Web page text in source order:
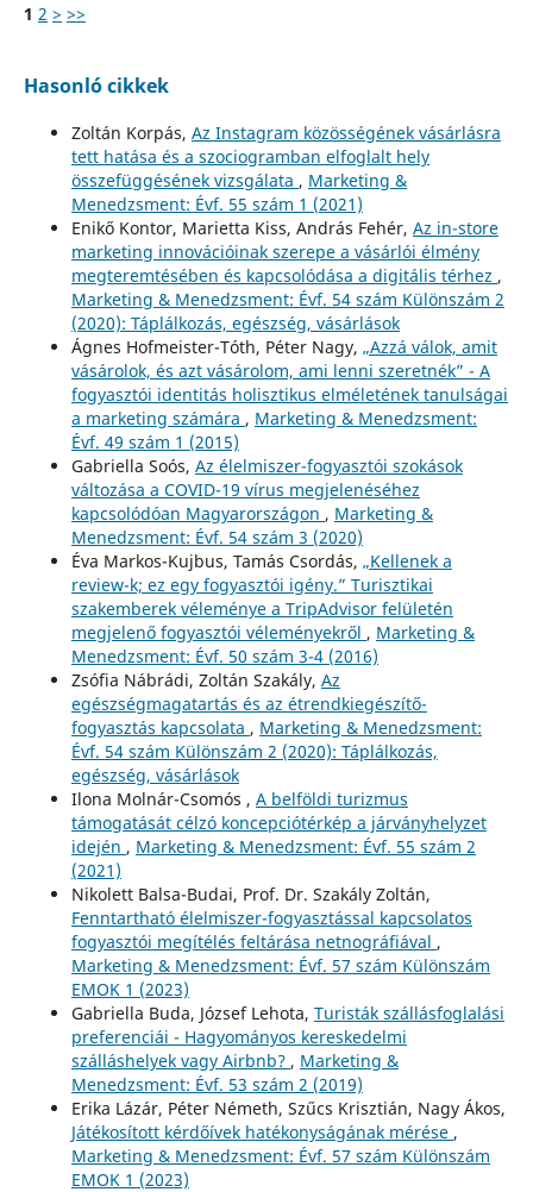
1 2 > >>
Hasonló cikkek
Zoltán Korpás, Az Instagram közösségének vásárlásra
tett hatása és a szociogramban elfoglalt hely
összefüggésének vizsgálata , Marketing &
Menedzsment: Évf. 55 szám 1 (2021)
Enikő Kontor, Marietta Kiss, András Fehér, Az in-store
marketing innovációinak szerepe a vásárlói élmény
megteremtésében és kapcsolódása a digitális térhez ,
Marketing & Menedzsment: Évf. 54 szám Különszám 2
(2020): Táplálkozás, egészség, vásárlások
Ágnes Hofmeister-Tóth, Péter Nagy, „Azzá válok, amit
vásárolok, és azt vásárolom, ami lenni szeretnék” - A
fogyasztói identitás holisztikus elméletének tanulságai
a marketing számára , Marketing & Menedzsment:
Évf. 49 szám 1 (2015)
Gabriella Soós, Az élelmiszer-fogyasztói szokások
változása a COVID-19 vírus megjelenéséhez
kapcsolódóan Magyarországon , Marketing &
Menedzsment: Évf. 54 szám 3 (2020)
Éva Markos-Kujbus, Tamás Csordás, „Kellenek a
review-k; ez egy fogyasztói igény.” Turisztikai
szakemberek véleménye a TripAdvisor felületén
megjelenő fogyasztói véleményekről , Marketing &
Menedzsment: Évf. 50 szám 3-4 (2016)
Zsófia Nábrádi, Zoltán Szakály, Az
egészségmagatartás és az étrendkiegészítő-
fogyasztás kapcsolata , Marketing & Menedzsment:
Évf. 54 szám Különszám 2 (2020): Táplálkozás,
egészség, vásárlások
Ilona Molnár-Csomós , A belföldi turizmus
támogatását célzó koncepciótérkép a járványhelyzet
idején , Marketing & Menedzsment: Évf. 55 szám 2
(2021)
Nikolett Balsa-Budai, Prof. Dr. Szakály Zoltán,
Fenntartható élelmiszer-fogyasztással kapcsolatos
fogyasztói megítélés feltárása netnográfiával ,
Marketing & Menedzsment: Évf. 57 szám Különszám
EMOK 1 (2023)
Gabriella Buda, József Lehota, Turisták szállásfoglalási
preferenciái - Hagyományos kereskedelmi
szálláshelyek vagy Airbnb? , Marketing &
Menedzsment: Évf. 53 szám 2 (2019)
Erika Lázár, Péter Németh, Szűcs Krisztián, Nagy Ákos,
Játékosított kérdőívek hatékonyságának mérése ,
Marketing & Menedzsment: Évf. 57 szám Különszám
EMOK 1 (2023)